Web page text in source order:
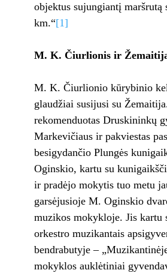
objektus sujungiantį maršrutą
km.“[1]
M. K. Čiurlionis ir
M. K. Čiurlionio kūrybinio
glaudžiai susijusi su
rekomenduotas Druskininkų
Markevičiaus ir pakviestas
besigydančio Plungės
Oginskio, kartu su
ir pradėjo mokytis tuo metu
garsėjusioje M. Oginskio
muzikos mokykloje. Jis kartu
orkestro muzikantais
bendrabutyje –
mokyklos auklėtiniai